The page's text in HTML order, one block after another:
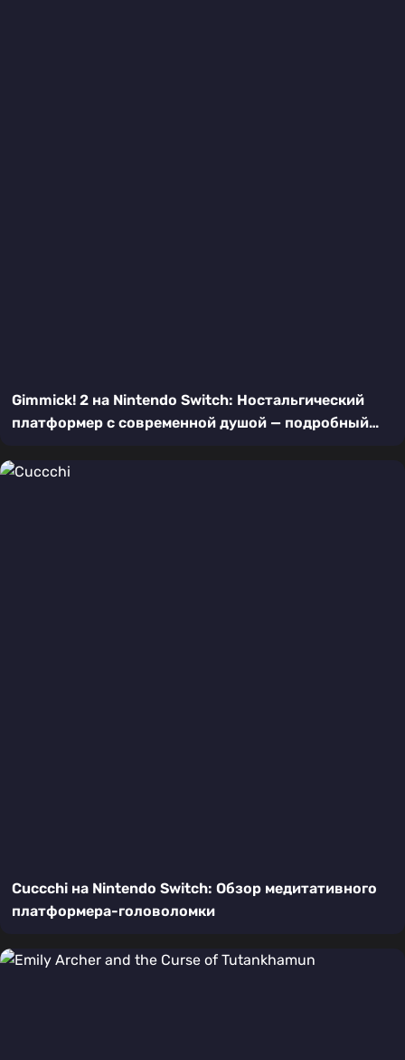
Gimmick! 2 на Nintendo Switch: Ностальгический
платформер с современной душой — подробный
Cuccchi на Nintendo Switch: Обзор медитативного
платформера-головоломки